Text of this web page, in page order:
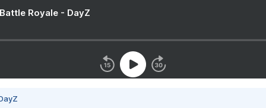
Royale - DayZ